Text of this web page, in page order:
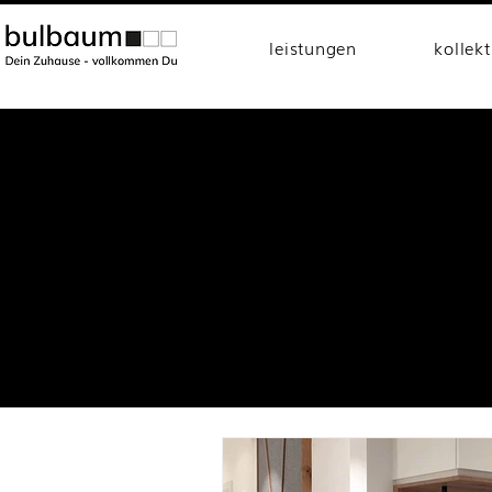
leistungen